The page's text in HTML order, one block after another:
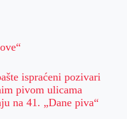
ispraćeni pozivari
pivom ulicama
na 41. „Dane piva“